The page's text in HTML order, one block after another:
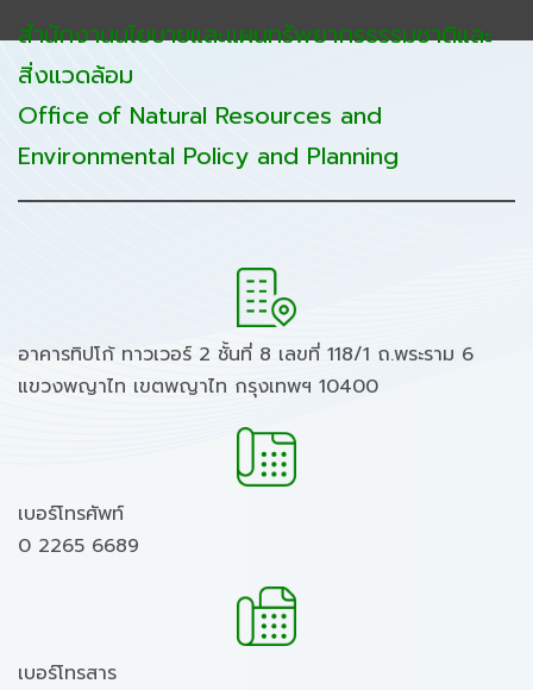
สำนักงานนโยบายและแผนทรัพยากรธรรมชาติและ
สิ่งแวดล้อม
Office of Natural Resources and
Environmental Policy and Planning
อาคารทิปโก้ ทาวเวอร์ 2 ชั้นที่ 8 เลขที่ 118/1 ถ.พระราม 6
แขวงพญาไท เขตพญาไท กรุงเทพฯ 10400
เบอร์โทรศัพท์
0 2265 6689
เบอร์โทรสาร